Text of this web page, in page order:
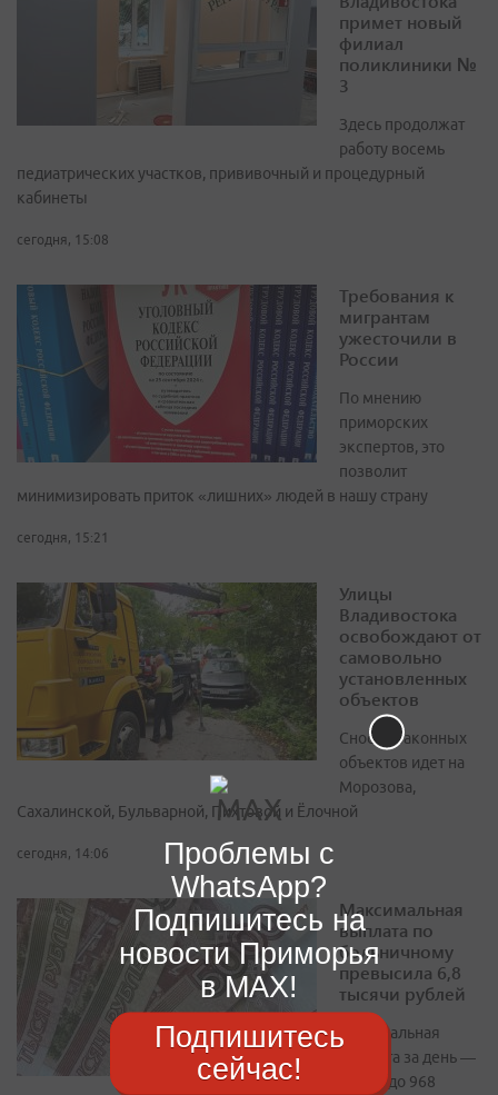
примет новый
филиал
поликлиники №
3
Здесь продолжат
работу восемь
педиатрических участков, прививочный и процедурный
кабинеты
сегодня, 15:08
Требования к
мигрантам
ужесточили в
России
По мнению
приморских
экспертов, это
позволит
минимизировать приток «лишних» людей в нашу страну
сегодня, 15:21
Улицы
Владивостока
освобождают от
самовольно
установленных
объектов
Снос незаконных
объектов идет на
Морозова,
Сахалинской, Бульварной, Пихтовой и Ёлочной
сегодня, 14:06
Максимальная
выплата по
больничному
превысила 6,8
тысячи рублей
Минимальная
выплата за день —
от 874 до 968
Проблемы с
WhatsApp?
Подпишитесь на
новости Приморья
в MAX!
Подпишитесь
сейчас!